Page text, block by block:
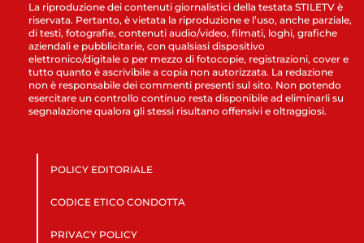
La riproduzione dei contenuti giornalistici della testata STILETV è
riservata. Pertanto, è vietata la riproduzione e l’uso, anche parziale,
di testi, fotografie, contenuti audio/video, filmati, loghi, grafiche
aziendali e pubblicitarie, con qualsiasi dispositivo
elettronico/digitale o per mezzo di fotocopie, registrazioni, cover e
tutto quanto è ascrivibile a copia non autorizzata. La redazione
non è responsabile dei commenti presenti sul sito. Non potendo
esercitare un controllo continuo resta disponibile ad eliminarli su
segnalazione qualora gli stessi risultano offensivi e oltraggiosi.
POLICY EDITORIALE
CODICE ETICO CONDOTTA
PRIVACY POLICY